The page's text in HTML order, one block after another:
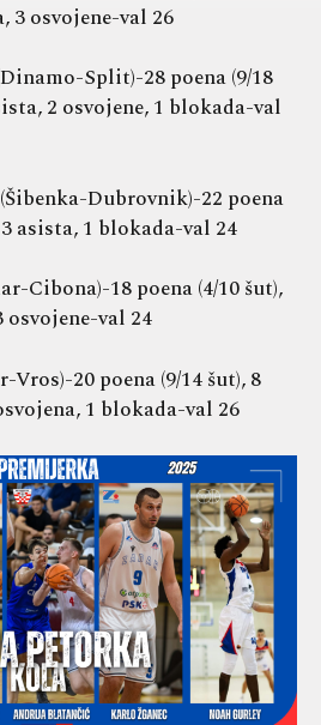
3 osvojene-val 26
Split)-28 poena (9/18
2 osvojene, 1 blokada-val
(Šibenka-Dubrovnik)-22 poena
asista, 1 blokada-val 24
Cibona)-18 poena (4/10 šut),
osvojene-val 24
Vros)-20 poena (9/14 šut), 8
1 blokada-val 26